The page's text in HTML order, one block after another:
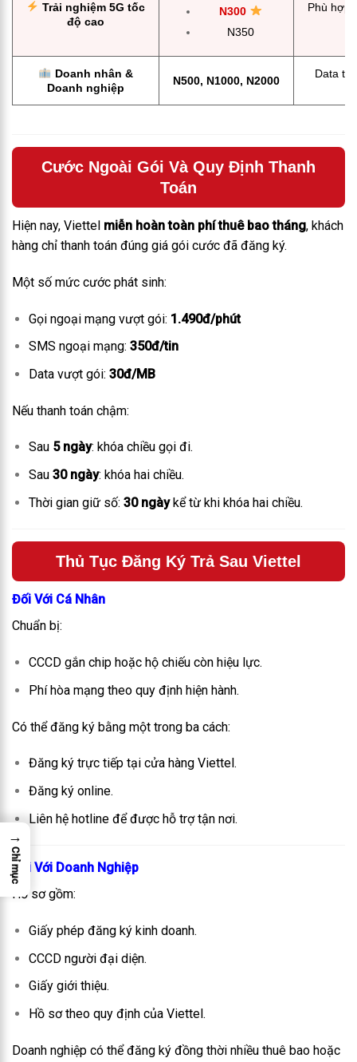
Trải nghiệm 5G tốc
độ cao
N300
N350
Phù hợp
Doanh nhân &
Doanh nghiệp
N500, N1000, N2000
Data
Cước Ngoài Gói Và Quy Định Thanh
Toán
Hiện nay, Viettel miễn hoàn toàn phí thuê bao tháng, khách
hàng chỉ thanh toán đúng giá gói cước đã đăng ký.
Một số mức cước phát sinh:
Gọi ngoại mạng vượt gói: 1.490đ/phút
SMS ngoại mạng: 350đ/tin
Data vượt gói: 30đ/MB
Nếu thanh toán chậm:
Sau 5 ngày: khóa chiều gọi đi.
Sau 30 ngày: khóa hai chiều.
Thời gian giữ số: 30 ngàykể từ khi khóa hai chiều.
Thủ Tục Đăng Ký Trả Sau Viettel
Đối Với Cá Nhân
Chuẩn bị:
CCCD gắn chip hoặc hộ chiếu còn hiệu lực.
Phí hòa mạng theo quy định hiện hành.
Có thể đăng ký bằng một trong ba cách:
Đăng ký trực tiếp tại cửa hàng Viettel.
Đăng ký online.
Liên hệ hotline để được hỗ trợ tận nơi.
Đối Với Doanh Nghiệp
Hồ sơ gồm:
Giấy phép đăng ký kinh doanh.
CCCD người đại diện.
Giấy giới thiệu.
Hồ sơ theo quy định của Viettel.
Doanh nghiệp có thể đăng ký đồng thời nhiều thuê bao hoặc
→
Chỉ mục